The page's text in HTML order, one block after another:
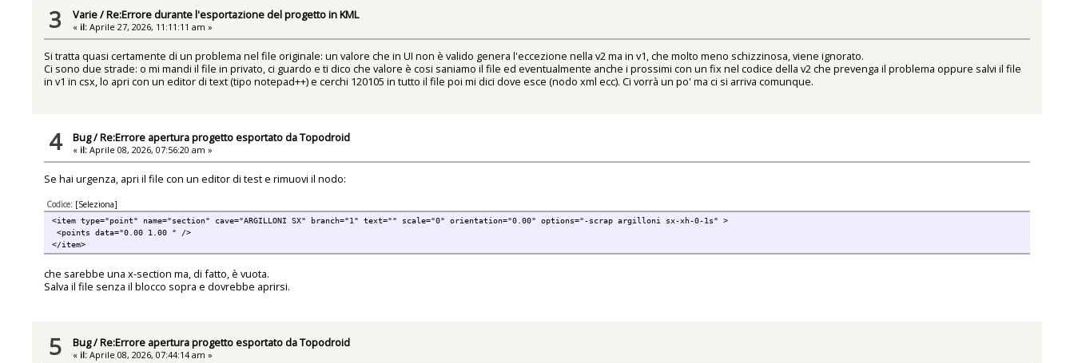
3 Varie/Re:Errore durante l'esportazione del progetto in KML
« il: Aprile 27, 2026, 11:11:11 am »
Si tratta quasi certamente di un problema nel file originale: un valore che in UI non è valido genera l'eccezione nella v2 ma in v1, che molto meno schizzinosa, viene ignorato.
Ci sono due strade: o mi mandi il file in privato, ci guardo e ti dico che valore è cosi saniamo il file ed eventualmente anche i prossimi con un fix nel codice della v2 che prevenga il problema oppure salvi il file
in v1 in csx, lo apri con un editor di text (tipo notepad++) e cerchi 120105 in tutto il file poi mi dici dove esce (nodo xml ecc). Ci vorrà un po' ma ci si arriva comunque.
4 Bug/Re:Errore apertura progetto esportato da Topodroid
« il: Aprile 08, 2026, 07:56:20 am »
Se hai urgenza, apri il file con un editor di test e rimuovi il nodo:
Codice: [Seleziona]
<item type="point" name="section" cave="ARGILLONI SX" branch="1" text="" scale="0" orientation="0.00" options="-scrap argilloni sx-xh-0-1s" >
<points data="0.00 1.00 " />
</item>
che sarebbe una x-section ma, di fatto, è vuota.
Salva il file senza il blocco sopra e dovrebbe aprirsi.
5 Bug/Re:Errore apertura progetto esportato da Topodroid
« il: Aprile 08, 2026, 07:44:14 am »